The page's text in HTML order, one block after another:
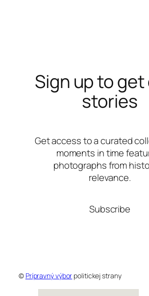
Sign up to
stories
Get access to a curated
moments in time
photographs from
relevance.
Subscribe
© Prípravný výbor politickej strany